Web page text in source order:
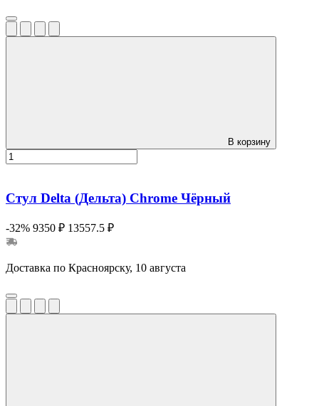
В корзину
Стул Delta (Дельта) Chrome Чёрный
-32% 9350 ₽ 13557.5 ₽
Доставка по Красноярску, 10 августа